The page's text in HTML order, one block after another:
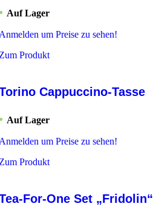
Auf Lager
um Preise zu sehen!
Produkt
Cappuccino-Tasse
Auf Lager
um Preise zu sehen!
Produkt
For-One Set „Fridolin“